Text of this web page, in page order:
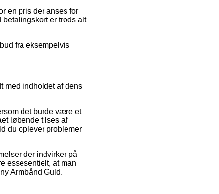
en pris der anses for
er trods alt
fra eksempelvis
med indholdet af dens
det burde være et
løbende tilses af
du oplever problemer
der indvirker på
essesentielt, at man
Armbånd Guld,